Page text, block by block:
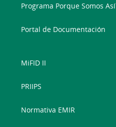
Programa Porque Somos Así
Portal de Documentación
MiFID II
PRIIPS
Normativa EMIR